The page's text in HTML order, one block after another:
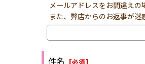
メールアドレスをお間違えの
また、弊店からのお返事が迷
[必須]